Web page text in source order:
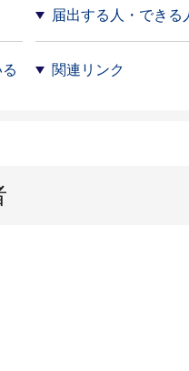
届出する人・できる
関連リンク